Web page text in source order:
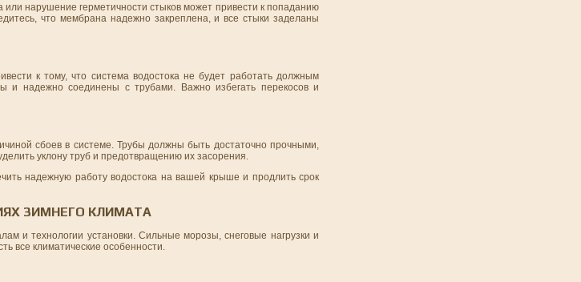
нарушение герметичности стыков может привести к попаданию
что мембрана надежно закреплена, и все стыки заделаны
к тому, что система водостока не будет работать должным
и надежно соединены с трубами. Важно избегать перекосов и
сбоев в системе. Трубы должны быть достаточно прочными,
уклону труб и предотвращению их засорения.
надежную работу водостока на вашей крыше и продлить срок
ЗИМНЕГО КЛИМАТА
и технологии установки. Сильные морозы, снеговые нагрузки и
все климатические особенности.